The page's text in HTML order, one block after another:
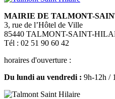
MAIRIE DE TALMONT-
3, rue de l’Hôtel de Ville
85440 TALMONT-SAINT-
Tél : 02 51 90 60 42
horaires d'ouverture :
Du lundi au vendredi : 9h-12h /